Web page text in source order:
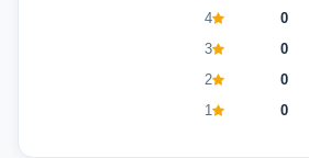
4
0
3
0
2
0
1
0